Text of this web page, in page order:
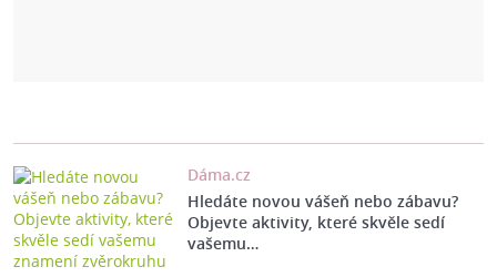
Dáma.cz
Hledáte novou vášeň nebo zábavu?
Objevte aktivity, které skvěle sedí
vašemu…